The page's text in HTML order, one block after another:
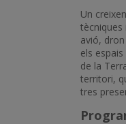
Un
tècniques
avió,
els
de la
territori,
tres